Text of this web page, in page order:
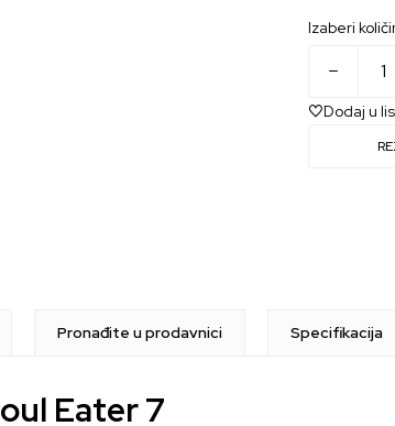
Izaberi
Dodaj u
Pronađite u prodavnici Specifikacija
Eater 7